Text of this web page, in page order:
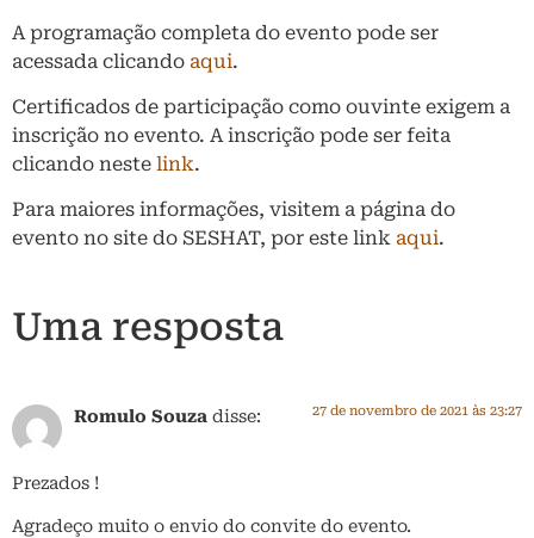
A programação completa do evento pode ser
acessada clicando aqui.
Certificados de participação como ouvinte exigem a
inscrição no evento. A inscrição pode ser feita
clicando neste link.
Para maiores informações, visitem a página do
evento no site do SESHAT, por este link aqui.
Uma resposta
Romulo Souza disse: 27 de novembro de 2021 às 23:27
Prezados !
Agradeço muito o envio do convite do evento.